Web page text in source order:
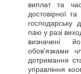
виплат та
достовірної
господарську
паю у разі
визначені
обов'язками
дотримання
управління